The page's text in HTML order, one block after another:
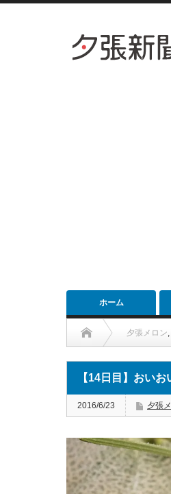
ホーム
夕張メロン,
【14日目】おい
2016/6/23 夕張